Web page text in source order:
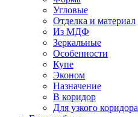
Угловые
Отделка и материал
Из МДФ
Зеркальные
Особенности
Купе
Эконом
Назначение
В коридор
Для узкого коридора